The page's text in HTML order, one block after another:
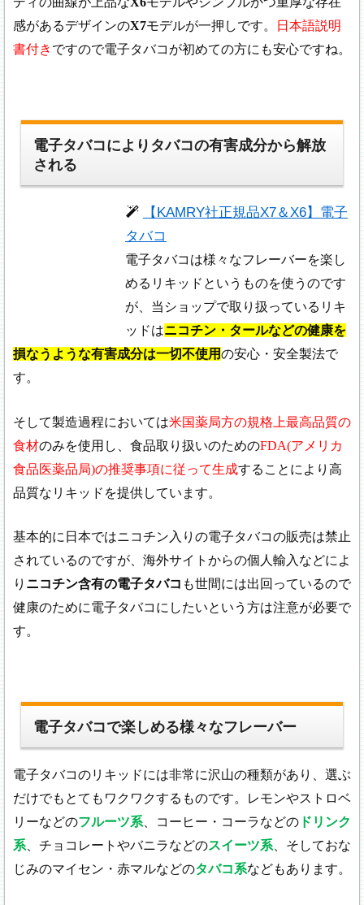
感があるデザインのX7モデルが一押しです。
日本語説明
書付き ですので電子タバコが初めての方にも安心ですね。
電子タバコによりタバコの有害成分から解放
される
【KAMRY社正規品X7＆X6】電子
タバコ
電子タバコは様々なフレーバーを楽し
めるリキッドというものを使うのです
が、当ショップで取り扱っているリキ
ッドはニコチン・タールなどの健康を
損なうような有害成分は一切不使用の安心・安全製法で
す。
そして製造過程においては米国薬局方の規格上最高品質の
食材のみを使用し、食品取り扱いのためのFDA(アメリカ
食品医薬品局)の推奨事項に従って生成することにより高
品質なリキッドを提供しています。
基本的に日本ではニコチン入りの電子タバコの販売は禁止
されているのですが、海外サイトからの個人輸入などによ
り ニコチン含有の電子タバコ も世間には出回っているので
健康のために電子タバコにしたいという方は注意が必要で
す。
電子タバコで楽しめる様々なフレーバー
電子タバコのリキッドには非常に沢山の種類があり、選ぶ
だけでもとてもワクワクするものです。レモンやストロベ
リーなどのフルーツ系 、コーヒー・コーラなどの ドリンク
系 、チョコレートやバニラなどのスイーツ系 、そしておな
じみのマイセン・赤マルなどのタバコ系などもあります。